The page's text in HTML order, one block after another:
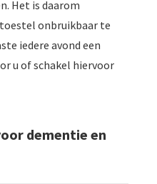
Het is daarom
onbruikbaar te
iedere avond een
u of schakel hiervoor
dementie en